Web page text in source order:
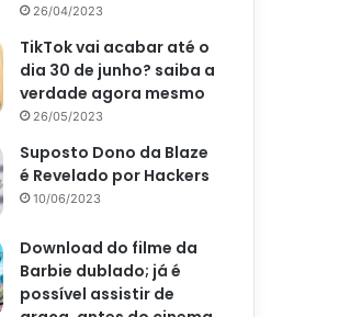
26/04/2023
TikTok vai acabar até o
dia 30 de junho? saiba a
verdade agora mesmo
26/05/2023
Suposto Dono da Blaze
é Revelado por Hackers
10/06/2023
Download do filme da
Barbie dublado; já é
possível assistir de